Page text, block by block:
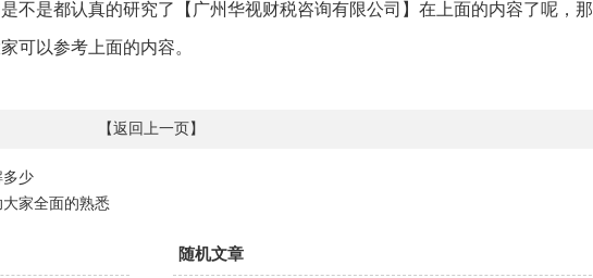
是都认真的研究了【广州华视财税咨询有限公司】在上面的内容了呢，那
可以参考上面的内容。
【返回上一页 】
多少
家全面的熟悉
随机文章